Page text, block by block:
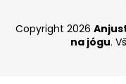
Copyright 2026
na jógu.